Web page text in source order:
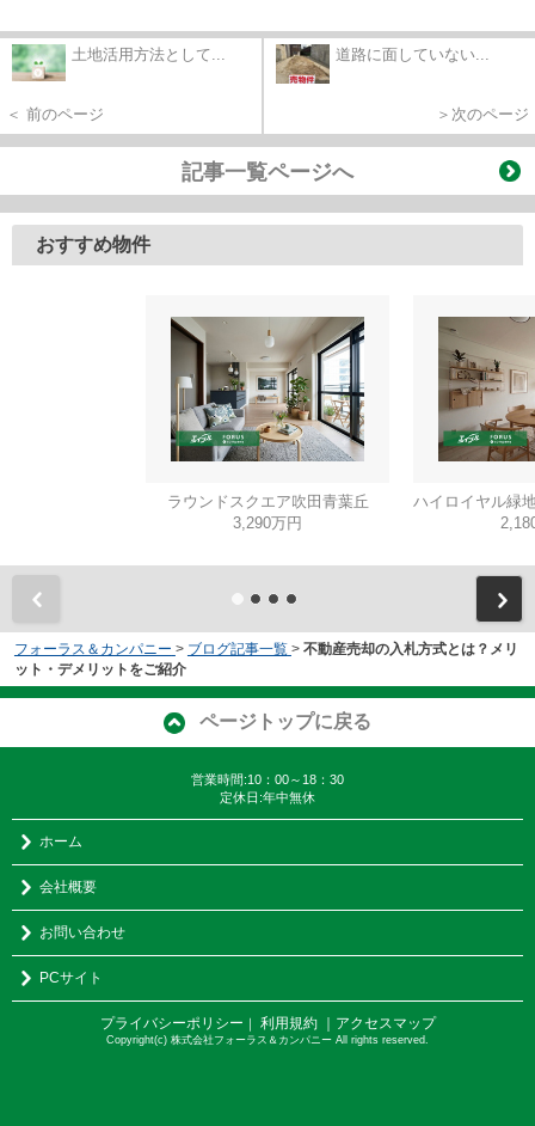
土地活用方法として...
＜ 前のページ
道路に面していない...
＞次のページ
記事一覧ページへ
おすすめ物件
ラウンドスクエア吹田青葉丘
3,290万円
ハイロイヤル緑
フォーラス＆カンパニー > ブログ記事一覧 > 不動産売却の入札方式とは？メリ
ット・デメリットをご紹介
ページトップに戻る
営業時間:10：00～18：30
定休日:年中無休
ホーム
会社概要
お問い合わせ
PCサイト
プライバシーポリシー 利用規約 ｜アクセスマップ
Copyright(c) 株式会社フォーラス＆カンパニー All rights reserved.